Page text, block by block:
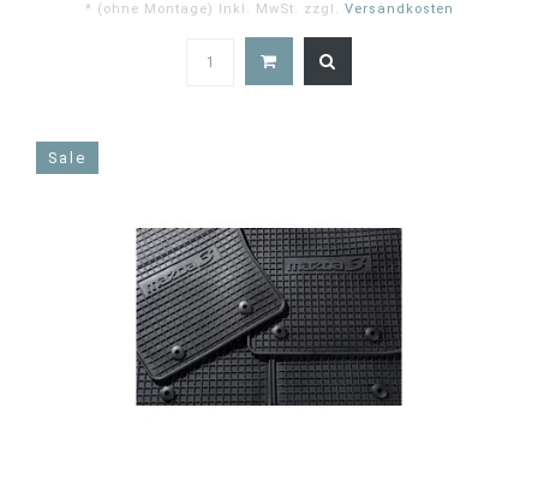
* (ohne Montage) Inkl. MwSt. zzgl. Versandkosten
Sale